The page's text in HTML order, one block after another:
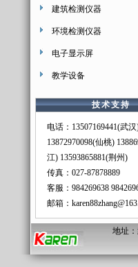
建筑检测仪器
环境检测仪器
电子显示屏
教学设备
技术支持
电话：13507169441(武汉
13872970098(仙桃)
江) 13593865881(荆州)
传真：027-87878889
客服： 984269638
邮箱：
地址：